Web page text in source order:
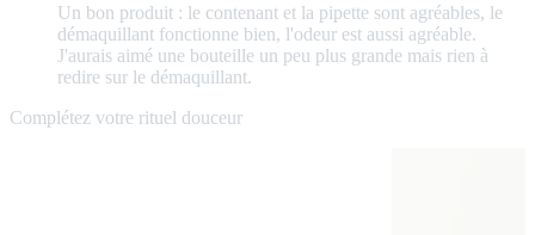
Un bon produit : le contenant et la pipette sont agréables, le
démaquillant fonctionne bien, l'odeur est aussi agréable.
J'aurais aimé une bouteille un peu plus grande mais rien à
redire sur le démaquillant.
Complétez votre rituel douceur